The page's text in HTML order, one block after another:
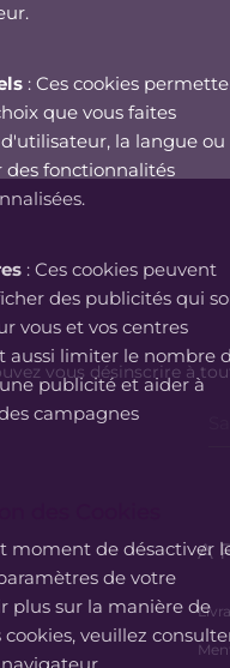
: Ces cookies
que vous faites
la langue ou
fonctionnalités
: Ces cookies peuvent
des publicités qui
vous et vos centres
aussi limiter le nombre
publicité et aider à
campagnes
moment de désactiver
de votre
plus sur la manière de
veuillez
vous désinscrire à
A